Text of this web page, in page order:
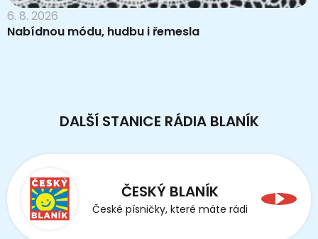
6. 8. 2026
Nabídnou módu, hudbu i řemesla
DALŠÍ STANICE RÁDIA BLANÍK
ČESKÝ BLANÍK
České písničky, které máte rádi